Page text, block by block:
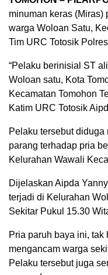
minuman keras
warga Woloan Satu,
Tim URC Totosik
“Pelaku berinisial ST
Woloan satu, Kota
Kecamatan Tomohon
Katim URC Totosik
Pelaku tersebut
parang terhadap pria
Kelurahan Wawali
Dijelaskan Aipda
terjadi di Kelurahan
Sekitar Pukul 15.30
Pria paruh baya ini,
mengancam warga
Pelaku tersebut juga